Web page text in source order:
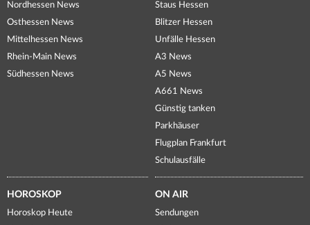
Nordhessen News
Osthessen News
Mittelhessen News
Rhein-Main News
Südhessen News
Staus Hessen
Blitzer Hessen
Unfälle Hessen
A3 News
A5 News
A661 News
Günstig tanken
Parkhäuser
Flugplan Frankfurt
Schulausfälle
HOROSKOP
Horoskop Heute
ON AIR
Sendungen